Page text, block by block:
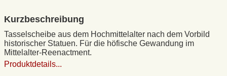
Kurzbeschreibung
Tasselscheibe aus dem Hochmittelalter nach dem Vorbild
historischer Statuen. Für die höfische Gewandung im
Mittelalter-Reenactment.
Produktdetails...
Produkthaftung
Datenschutz